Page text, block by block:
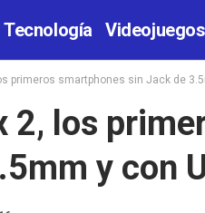
Tecnología Videojuegos
primeros smartphones sin Jack de
2, los
y con